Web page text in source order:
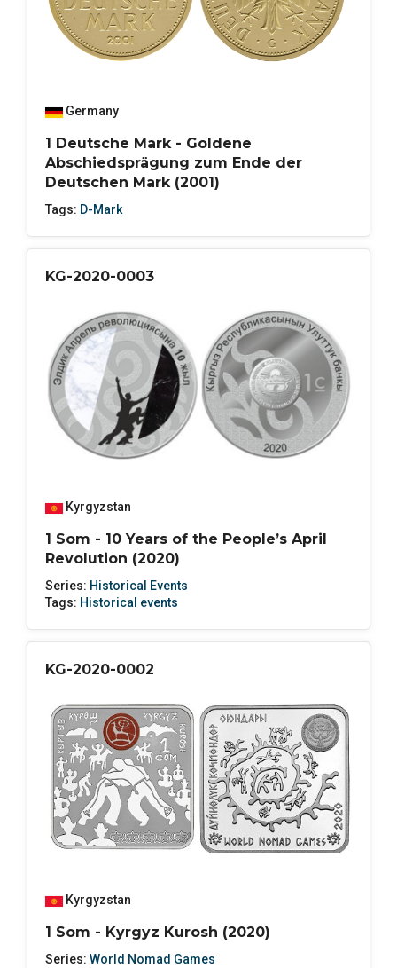
Germany
1 Deutsche Mark - Goldene
Abschiedsprägung zum Ende der
Deutschen Mark (2001)
Tags: D-Mark
KG-2020-0003
Kyrgyzstan
1 Som - 10 Years of the People’s April
Revolution (2020)
Series: Historical Events
Tags: Historical events
KG-2020-0002
Kyrgyzstan
1 Som - Kyrgyz Kurosh (2020)
Series: World Nomad Games